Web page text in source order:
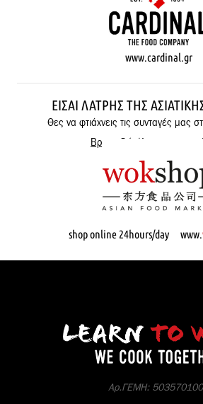
www.cardinal.gr
ΕΊΣΑΙ ΛΆΤΡΗΣ ΤΗΣ
Θες να φτιάχνεις τις συνταγές μας
Βρες εδώ όλα μας τα
shop online 24hours/day www.
Αρ.ΓΕΜΗ: